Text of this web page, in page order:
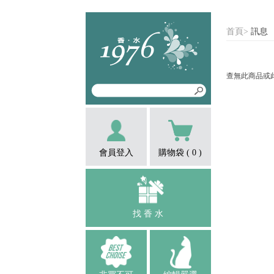
會員登入 購物袋 ( 0 )
找 香 水
首頁 > 訊息
查無此商品或